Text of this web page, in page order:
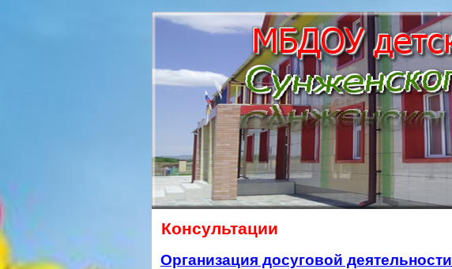
Консультации
Организация досуговой деятельности